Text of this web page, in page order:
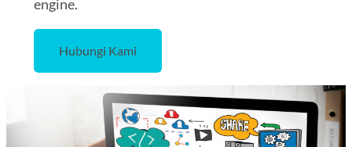
engine.
Hubungi Kami